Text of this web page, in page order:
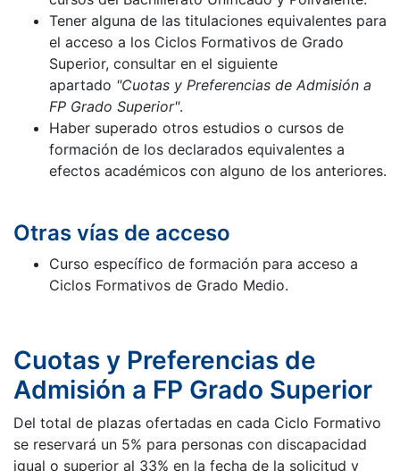
Tener alguna de las titulaciones equivalentes para
el acceso a los Ciclos Formativos de Grado
Superior, consultar en el siguiente
apartado "Cuotas y Preferencias de Admisión a
FP Grado Superior".
Haber superado otros estudios o cursos de
formación de los declarados equivalentes a
efectos académicos con alguno de los anteriores.
Otras vías de acceso
Curso específico de formación para acceso a
Ciclos Formativos de Grado Medio.
Cuotas y Preferencias de
Admisión a FP Grado Superior
Del total de plazas ofertadas en cada Ciclo Formativo
se reservará un 5% para personas con discapacidad
igual o superior al 33% en la fecha de la solicitud y